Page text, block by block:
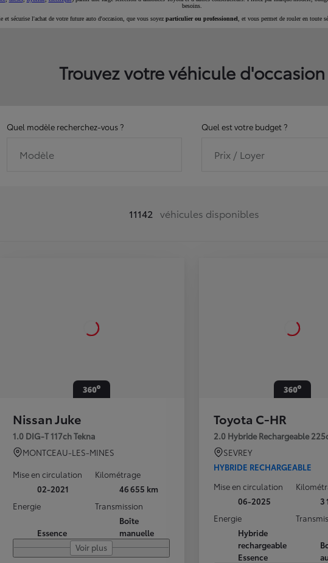
besoins.
et sécurise l'achat de votre future auto d'occasion, que vous soyez particulier ou professionnel , et vous permet de rouler en toute
Trouvez votre véhicule d'occasion
Quel modèle recherchez-vous ?
Modèle
Quel est votre budget ?
Prix / Loyer
11142 véhicules disponibles
Nissan Juke
1.0 DIG-T 117ch Tekna
MONTCEAU-LES-MINES
Mise en circulation
02-2021
Kilométrage
46 655 km
Energie
Essence
Transmission
Boîte
manuelle
Voir plus
Toyota C-HR
2.0 Hybride Rechargeable
SEVREY
HYBRIDE RECHARGEABLE
Mise en circulation
06-2025
3
Energie
Hybride
rechargeable
Essence